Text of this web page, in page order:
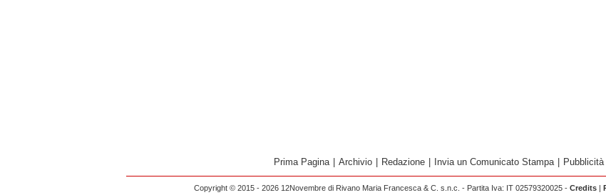
Prima Pagina Archivio Redazione Invia un Comunicato Stampa Pubblicità
Copyright © 2015 - 2026 12Novembre di Rivano Maria Francesca & C. s.n.c. - Partita Iva: IT 02579320025 - Credits |